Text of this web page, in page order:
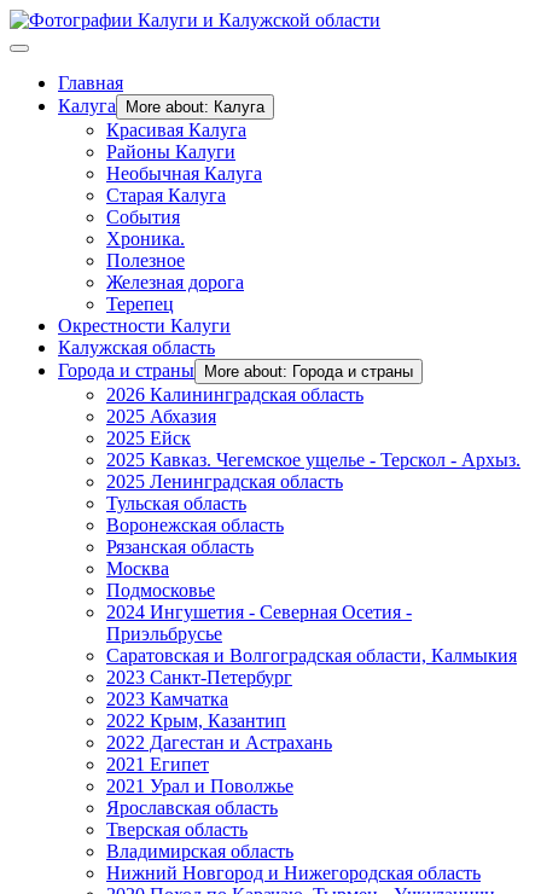
Главная
Калуга
More about: Калуга
Красивая Калуга
Районы Калуги
Необычная Калуга
Старая Калуга
События
Хроника.
Полезное
Железная дорога
Терепец
Окрестности Калуги
Калужская область
Города и страны
More about: Города и страны
2026 Калининградская область
2025 Абхазия
2025 Ейск
2025 Кавказ. Чегемское ущелье - Терскол - Архыз.
2025 Ленинградская область
Тульская область
Воронежская область
Рязанская область
Москва
Подмосковье
2024 Ингушетия - Северная Осетия -
Приэльбрусье
Саратовская и Волгоградская области, Калмыкия
2023 Санкт-Петербург
2023 Камчатка
2022 Крым, Казантип
2022 Дагестан и Астрахань
2021 Египет
2021 Урал и Поволжье
Ярославская область
Тверская область
Владимирская область
Нижний Новгород и Нижегородская область